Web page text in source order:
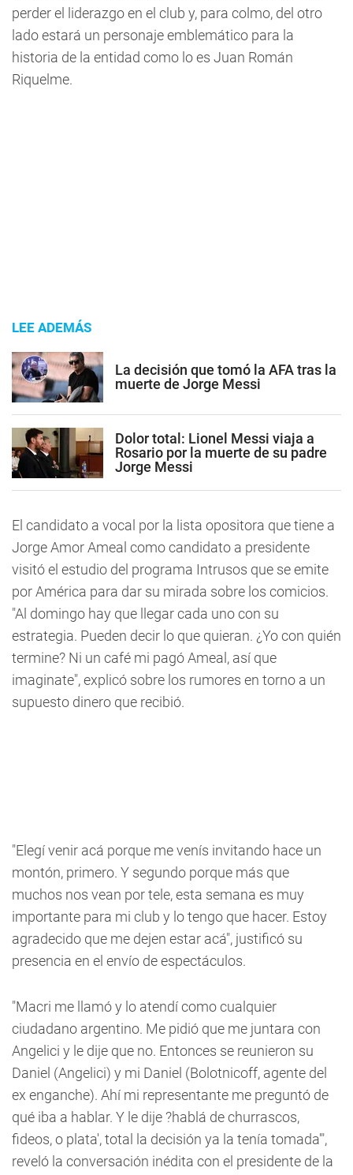
perder el liderazgo en el club y, para colmo, del otro
lado estará un personaje emblemático para la
historia de la entidad como lo es Juan Román
Riquelme.
LEE ADEMÁS
La decisión que tomó la AFA tras la
muerte de Jorge Messi
Dolor total: Lionel Messi viaja a
Rosario por la muerte de su padre
Jorge Messi
El candidato a vocal por la lista opositora que tiene a
Jorge Amor Ameal como candidato a presidente
visitó el estudio del programa Intrusos que se emite
por América para dar su mirada sobre los comicios.
"Al domingo hay que llegar cada uno con su
estrategia. Pueden decir lo que quieran. ¿Yo con quién
termine? Ni un café mi pagó Ameal, así que
imaginate", explicó sobre los rumores en torno a un
supuesto dinero que recibió.
"Elegí venir acá porque me venís invitando hace un
montón, primero. Y segundo porque más que
muchos nos vean por tele, esta semana es muy
importante para mi club y lo tengo que hacer. Estoy
agradecido que me dejen estar acá", justificó su
presencia en el envío de espectáculos.
"Macri me llamó y lo atendí como cualquier
ciudadano argentino. Me pidió que me juntara con
Angelici y le dije que no. Entonces se reunieron su
Daniel (Angelici) y mi Daniel (Bolotnicoff, agente del
ex enganche). Ahí mi representante me preguntó de
qué iba a hablar. Y le dije ?hablá de churrascos,
fideos, o plata', total la decisión ya la tenía tomada'",
reveló la conversación inédita con el presidente de la